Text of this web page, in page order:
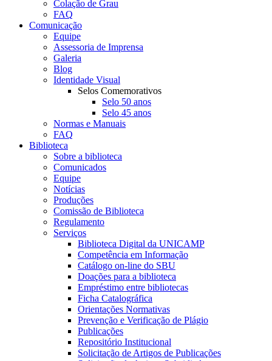
Colação de Grau
FAQ
Comunicação
Equipe
Assessoria de Imprensa
Galeria
Blog
Identidade Visual
Selos Comemorativos
Selo 50 anos
Selo 45 anos
Normas e Manuais
FAQ
Biblioteca
Sobre a biblioteca
Comunicados
Equipe
Notícias
Produções
Comissão de Biblioteca
Regulamento
Serviços
Biblioteca Digital da UNICAMP
Competência em Informação
Catálogo on-line do SBU
Doações para a biblioteca
Empréstimo entre bibliotecas
Ficha Catalográfica
Orientações Normativas
Prevenção e Verificação de Plágio
Publicações
Repositório Institucional
Solicitação de Artigos de Publicações